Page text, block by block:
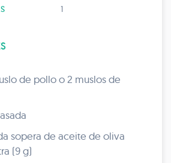
1
de pollo o 2 muslos de
sopera de aceite de oliva
(9 g)